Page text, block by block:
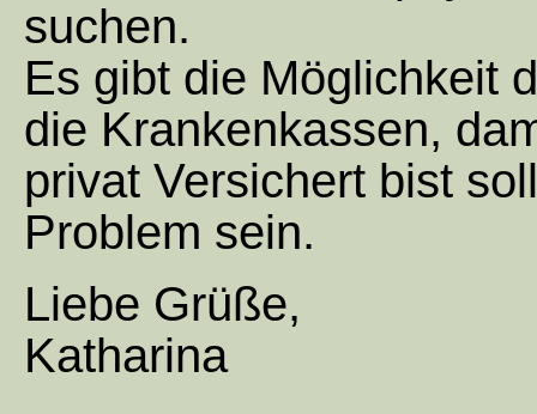
suchen.
Es gibt die Möglichkeit
die Krankenkassen,
privat Versichert bist
Problem sein.
Liebe Grüße,
Katharina